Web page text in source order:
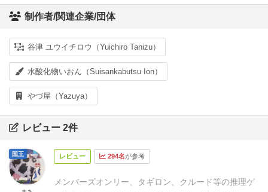
制作者/関連企業/団体
谷津 ユウイチロウ（Yuichiro Tanizu）
水酸化物いおん（Suisankabutsu Ion）
やづ屋（Yazuya）
レビュー 2件
レビュー 294名が参考
メンバーズオンリー、タギロン、クルード等の推理ゲ
国王